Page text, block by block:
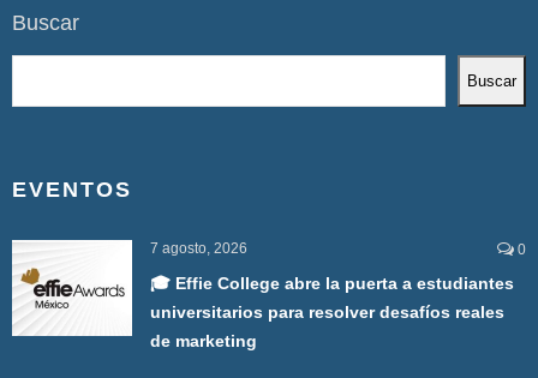
Buscar
Buscar
EVENTOS
7 agosto, 2026 0
🎓 Effie College abre la puerta a estudiantes
universitarios para resolver desafíos reales
de marketing